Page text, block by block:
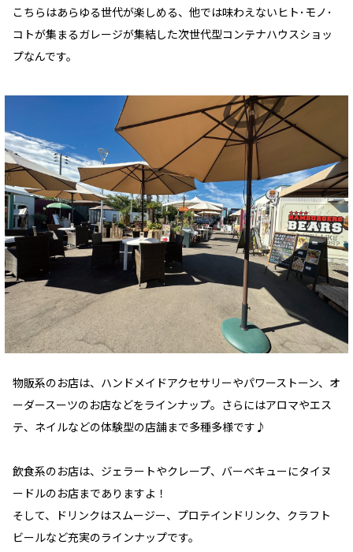
こちらはあらゆる世代が楽しめる、他では味わえないヒト･モノ･
コトが集まるガレージが集結した次世代型コンテナハウスショッ
プなんです。
物販系のお店は、ハンドメイドアクセサリーやパワーストーン、オ
ーダースーツのお店などをラインナップ。さらにはアロマやエス
テ、ネイルなどの体験型の店舗まで多種多様です♪
飲食系のお店は、ジェラートやクレープ、バーベキューにタイヌ
ードルのお店までありますよ！
そして、ドリンクはスムージー、プロテインドリンク、クラフト
ビールなど充実のラインナップです。